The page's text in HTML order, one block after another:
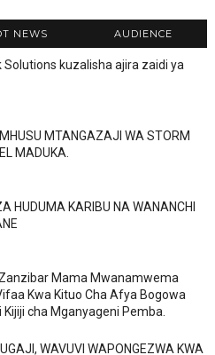
NEWS AUDIENCE
Solutions kuzalisha ajira zaidi ya
MTANGAZAJI WA STORM
MADUKA.
HUDUMA KARIBU NA WANANCHI
Mama Mwanamwema
Kwa Kituo Cha Afya Bogowa
cha Mganyageni Pemba.
WAVUVI WAPONGEZWA KWA